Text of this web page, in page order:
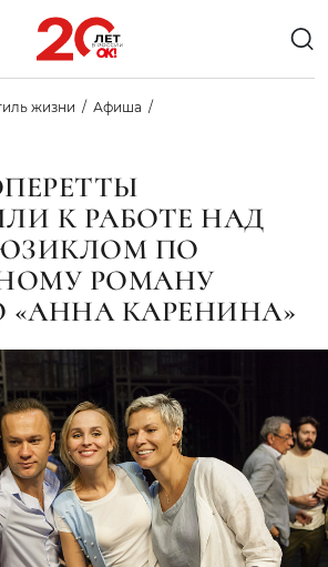
жизни Афиша
К РАБОТЕ НАД
ПО
РОМАНУ
«АННА КАРЕНИНА»